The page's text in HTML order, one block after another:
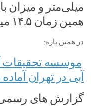
میلی‌متر و میزان
همین زمان ۱۴.۵ میلی‌متر بود.
در همین باره:
موسسه تحقیقات
آبی در تهران
گزارش های رسمی